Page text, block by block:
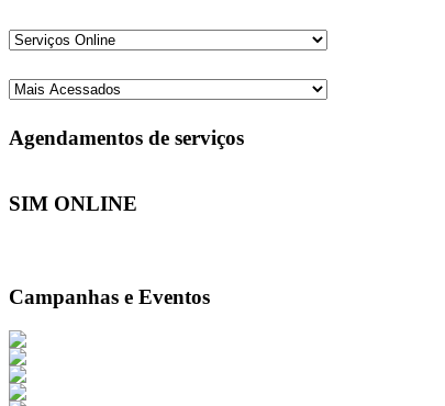
Agendamentos de serviços
SIM ONLINE
Campanhas e Eventos